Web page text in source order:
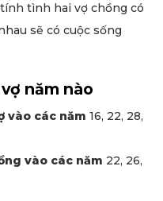
tình hai vợ chồng có
sẽ có cuộc sống
năm nào
vào các năm 16, 22, 28,
vào các năm 22, 26,